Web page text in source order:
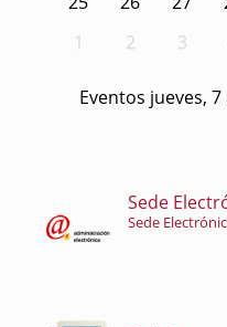
1
2 3
Eventos jueves,
Sede
Sede